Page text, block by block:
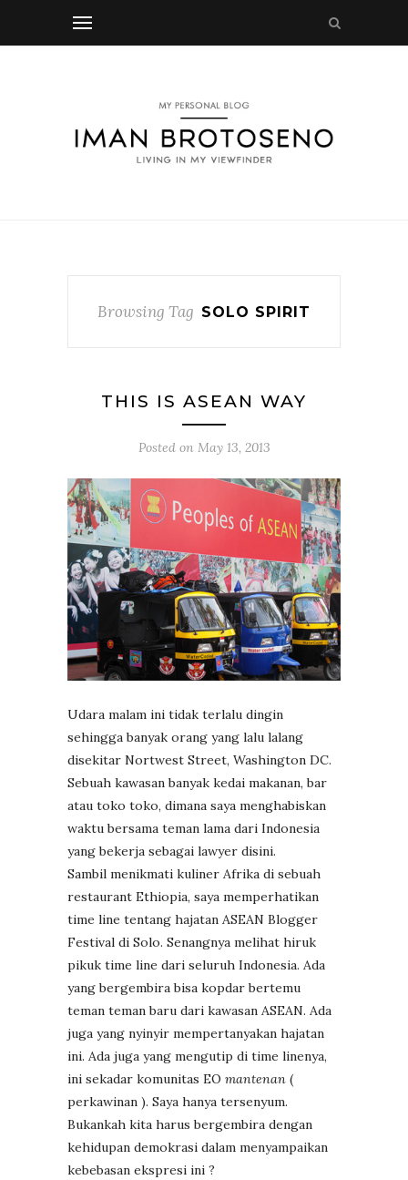
Browsing Tag SOLO SPIRIT
THIS IS ASEAN WAY
Posted on May 13, 2013
Udara malam ini tidak terlalu dingin
sehingga banyak orang yang lalu lalang
disekitar Nortwest Street, Washington DC.
Sebuah kawasan banyak kedai makanan, bar
atau toko toko, dimana saya menghabiskan
waktu bersama teman lama dari Indonesia
yang bekerja sebagai lawyer disini.
Sambil menikmati kuliner Afrika di sebuah
restaurant Ethiopia, saya memperhatikan
time line tentang hajatan ASEAN Blogger
Festival di Solo. Senangnya melihat hiruk
pikuk time line dari seluruh Indonesia. Ada
yang bergembira bisa kopdar bertemu
teman teman baru dari kawasan ASEAN. Ada
juga yang nyinyir mempertanyakan hajatan
ini. Ada juga yang mengutip di time linenya,
ini sekadar komunitas EO mantenan (
perkawinan ). Saya hanya tersenyum.
Bukankah kita harus bergembira dengan
kehidupan demokrasi dalam menyampaikan
kebebasan ekspresi ini ?